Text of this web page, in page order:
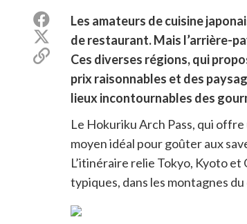
pour
partager
Partager
Facebook
Partager
sur
Twitter
Copier
Les amateurs de cuisine
de restaurant. Mais l’arrière-
Ces diverses régions, qui
prix raisonnables et des
lieux incontournables des
Le Hokuriku Arch Pass, qui
moyen idéal pour goûter aux
L’itinéraire relie Tokyo, Kyoto
typiques, dans les montagnes du